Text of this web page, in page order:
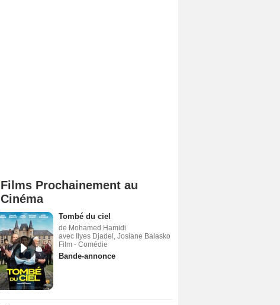
Films Prochainement au
Cinéma
Tombé du ciel
de Mohamed Hamidi
avec Ilyes Djadel, Josiane Balasko
Film - Comédie
Bande-annonce